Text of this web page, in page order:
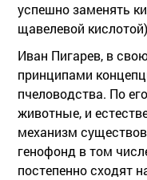
успешно заменять
щавелевой
Иван Пигарев, в
принципами
пчеловодства. По
животные, и
механизм
генофонд в том
постепенно сходят